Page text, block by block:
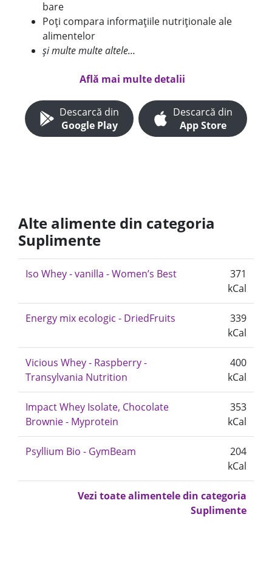
bare
Poți compara informațiile nutriționale ale
alimentelor
și multe multe altele...
Află mai multe detalii
Descarcă din
Google Play
Descarcă din
App Store
Alte alimente din categoria
Suplimente
Iso Whey - vanilla - Women’s Best
371
kCal
Energy mix ecologic - DriedFruits
339
kCal
Vicious Whey - Raspberry -
Transylvania Nutrition
400
kCal
Impact Whey Isolate, Chocolate
Brownie - Myprotein
353
kCal
Psyllium Bio - GymBeam
204
kCal
Vezi toate alimentele din categoria
Suplimente